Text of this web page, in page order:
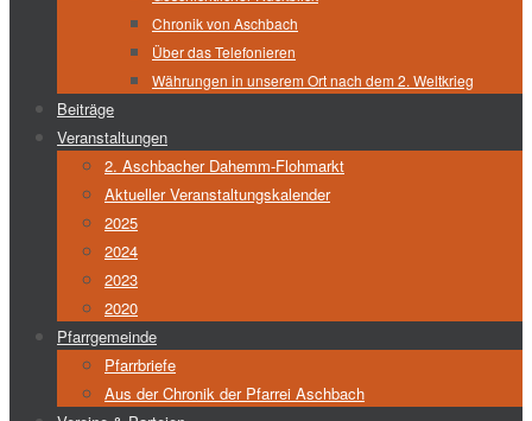
Chronik von Aschbach
Über das Telefonieren
Währungen in unserem Ort nach dem 2. Weltkrieg
Beiträge
Veranstaltungen
2. Aschbacher Dahemm-Flohmarkt
Aktueller Veranstaltungskalender
2025
2024
2023
2020
Pfarrgemeinde
Pfarrbriefe
Aus der Chronik der Pfarrei Aschbach